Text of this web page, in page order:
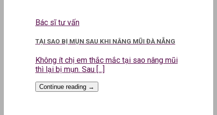
Bác sĩ tư vấn
TẠI SAO BỊ MỤN SAU KHI NÂNG MŨI ĐÀ NẴNG
Không ít chị em thắc mắc tại sao nâng mũi
thì lại bị mụn. Sau [...]
Continue reading →